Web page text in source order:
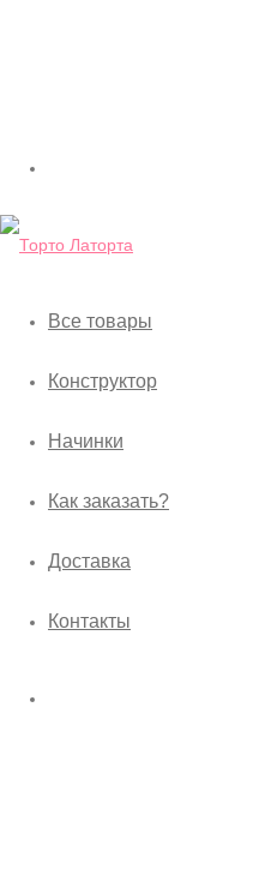
Все товары
Конструктор
Начинки
Как заказать?
Доставка
Контакты